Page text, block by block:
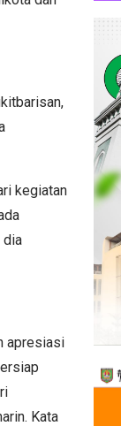
kegiatan
dia
apresiasi
Kata